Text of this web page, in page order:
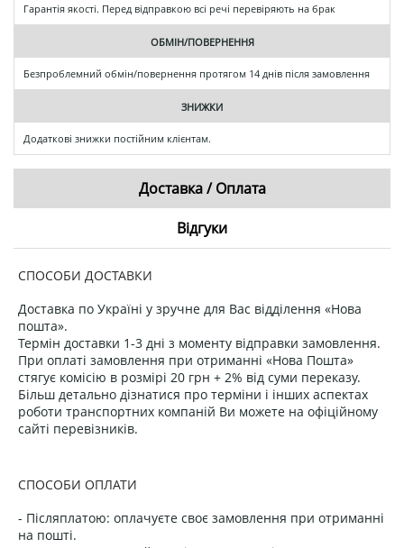
Гарантія якості. Перед відправкою всі речі перевіряють на брак
ОБМІН/ПОВЕРНЕННЯ
Безпроблемний обмін/повернення протягом 14 днів після замовлення
ЗНИЖКИ
Додаткові знижки постійним клієнтам.
Доставка / Оплата
Відгуки
СПОСОБИ ДОСТАВКИ
Доставка по Україні у зручне для Вас відділення «Нова
пошта».
Термін доставки 1-3 дні з моменту відправки замовлення.
При оплаті замовлення при отриманні «Нова Пошта»
стягує комісію в розмірі 20 грн + 2% від суми переказу.
Більш детально дізнатися про терміни і інших аспектах
роботи транспортних компаній Ви можете на офіційному
сайті перевізників.
СПОСОБИ ОПЛАТИ
- Післяплатою: оплачуєте своє замовлення при отриманні
на пошті.